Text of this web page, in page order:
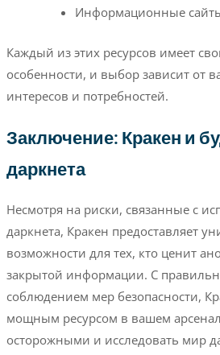
Информационные
Каждый из этих ресурсов имеет
особенности, и выбор зависит от
интересов и потребностей.
Заключение: Кракен и
даркнета
Несмотря на риски, связанные с
даркнета, Кракен предоставляет
возможности для тех, кто ценит
закрытой информации. С
соблюдением мер безопасности,
мощным ресурсом в вашем
осторожными и исследовать мир